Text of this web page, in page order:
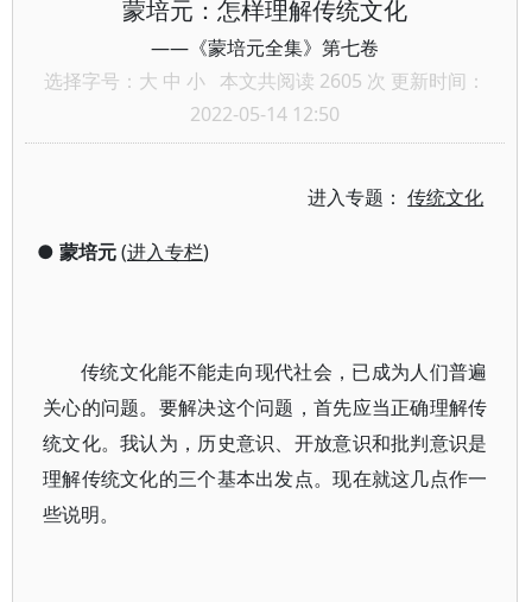
蒙培元：怎样理解传统文化
——《蒙培元全集》第七卷
选择字号： 大 中 小 本文共阅读 2605 次 更新时间：
2022-05-14 12:50
进入专题：传统文化
● 蒙培元(进入专栏)
传统文化能不能走向现代社会，已成为人们普遍
关心的问题。要解决这个问题，首先应当正确理解传
统文化。我认为，历史意识、开放意识和批判意识是
理解传统文化的三个基本出发点。现在就这几点作一
些说明。